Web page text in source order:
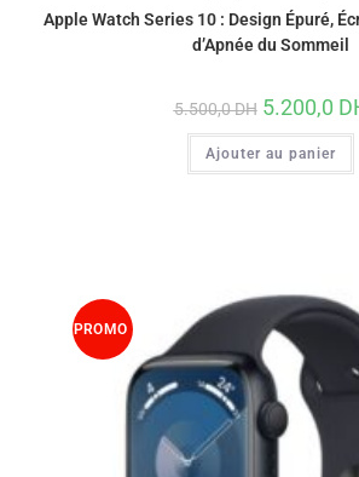
Apple Watch Series 10 : Design Épuré,
d’Apnée du Sommeil
5.500,0DH 5.200,0
Ajouter au panier
PROMO